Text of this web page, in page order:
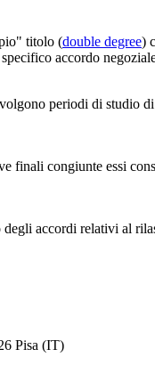
titolo (double degree)
accordo
periodi di studio
finali congiunte essi
accordi relativi al
Pisa (IT)